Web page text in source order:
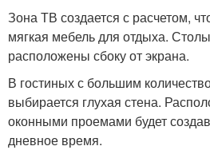
Зона ТВ создается с расчетом,
мягкая мебель для отдыха.
расположены сбоку от экрана.
В гостиных с большим
выбирается глухая стена.
оконными проемами будет
дневное время.